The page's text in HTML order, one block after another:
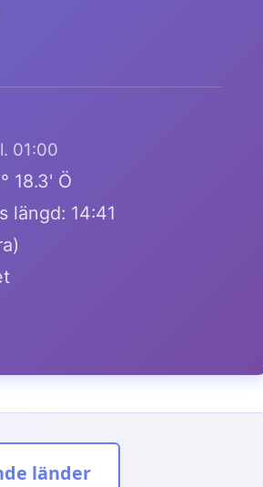
01:00
18.3' Ö
längd: 14:41
länder